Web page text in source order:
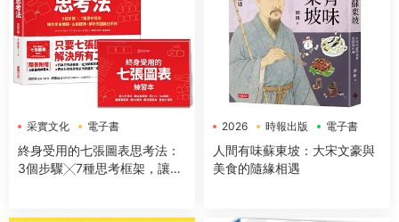
采實文化 電子書
終身受用的七張圖表思考法：
3個步驟╳7種思考框架，讓你
2026 時報出版 電子書
人間有味蘇東坡：大宋文豪與
美食的隨緣相遇